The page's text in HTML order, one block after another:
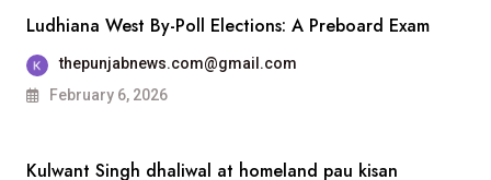
ਗੋਲਡਨ
ਐਸਸੀਡੀ
Ludhiana West By-Poll Elections: A Preboard Exam
thepunjabnews.com@gmail.com
February 6, 2026
Kulwant Singh dhaliwal at homeland pau kisan